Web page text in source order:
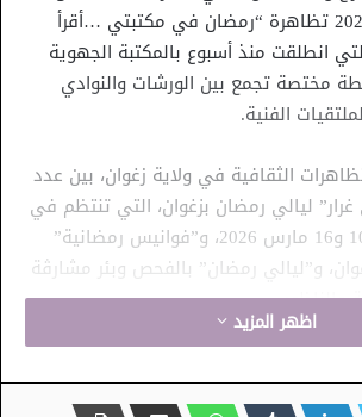
فيفري و17 مارس 2026 تظاهرة “رمضان في مكتبتي …أقرأ
انطلقت منذ أسبوع بالمكتبة الجهوية
مختصة تجمع بين الورشات والنوادي
الفنية.
الثقافية في ولاية زغوان، بين عدد
ليالي رمضان بزغوان، التي تنتظم في
الفترة الفاصلة بين 10 و16 مارس 2026، و”فوانيس رمضانية”
و”ليالي رمضان” بالفحص وبئر مشارڨة
والناظور.
احمد ابن أبي ضياف في الفترة الفاصلة
شعار “لمّة رمضان” من ذلك عرض سلامية
اظهر المزيد